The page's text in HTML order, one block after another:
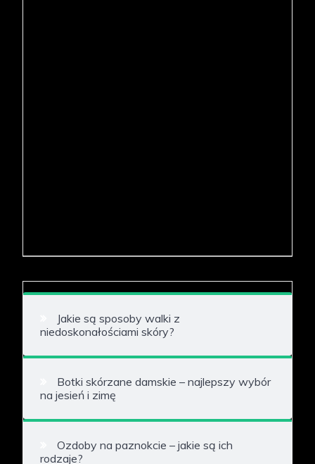
Jakie są sposoby walki z
niedoskonałościami skóry?
Botki skórzane damskie – najlepszy wybór
na jesień i zimę
Ozdoby na paznokcie – jakie są ich
rodzaje?